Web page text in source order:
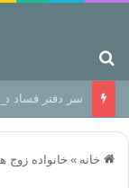
سر دفتر فساد
خانه » خانواده زوج